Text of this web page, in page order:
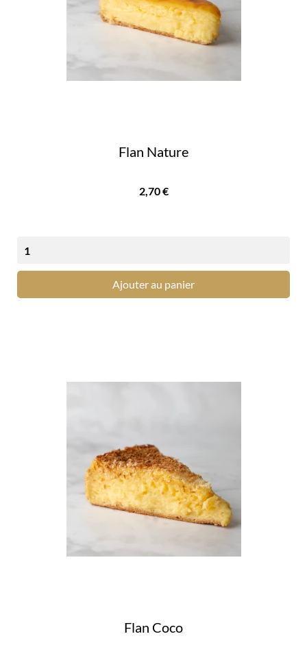
Flan Nature
Prix
2,70 €
Ajouter au panier
Flan Coco